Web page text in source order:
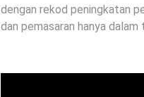
dengan rekod peningkatan
dan pemasaran hanya